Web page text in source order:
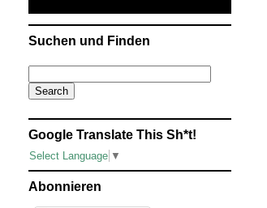
Suchen und Finden
Google Translate This Sh*t!
Select Language ▼
Abonnieren